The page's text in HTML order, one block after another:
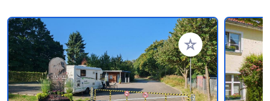
Zu Ihren Favoriten